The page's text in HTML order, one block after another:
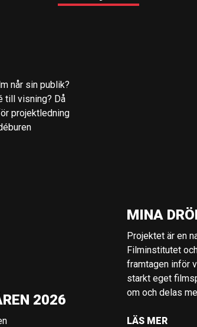
når sin publik?
till visning? Då
projektledning
MINA
Projektet är en
Filminstitutet
framtagen inför
starkt eget
om och delas
LÄS MER
2026